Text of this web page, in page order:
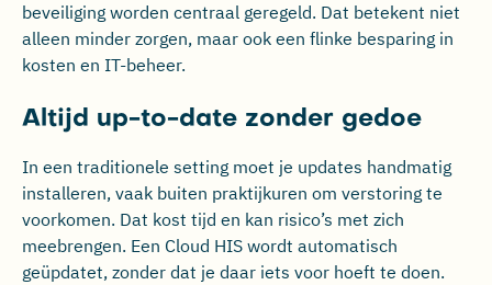
beveiliging worden centraal geregeld. Dat betekent niet
alleen minder zorgen, maar ook een flinke besparing in
kosten en IT-beheer.
Altijd up-to-date zonder gedoe
In een traditionele setting moet je updates handmatig
installeren, vaak buiten praktijkuren om verstoring te
voorkomen. Dat kost tijd en kan risico’s met zich
meebrengen. Een Cloud HIS wordt automatisch
geüpdatet, zonder dat je daar iets voor hoeft te doen.